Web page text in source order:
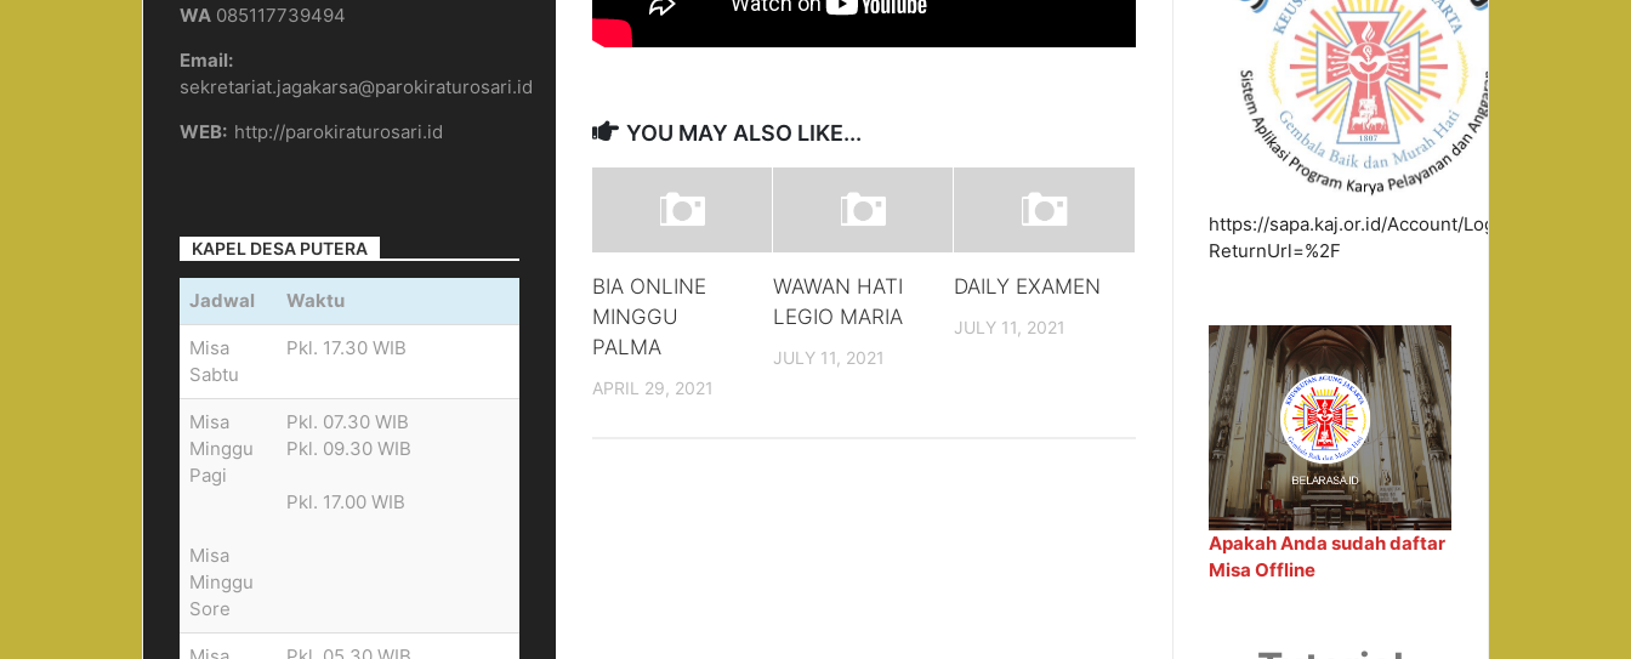
YOU MAY ALSO LIKE...
BIA ONLINE
MINGGU
PALMA
APRIL 29, 2021
WAWAN HATI
LEGIO MARIA
JULY 11, 2021
DAILY EXAMEN
JULY 11, 2021
WA 085117739494
Email:
sekretariat.jagakarsa@parokiraturosari.id
WEB: http://parokiraturosari.id
KAPEL DESA PUTERA
Jadwal Waktu
Misa
Sabtu
Pkl. 17.30 WIB
Misa
Minggu
Pagi
Misa
Minggu
Sore
Pkl. 07.30 WIB
Pkl. 09.30 WIB
Pkl. 17.00 WIB
https://sapa.kaj.or.id/Account/Login?
ReturnUrl=%2F
Apakah Anda sudah daftar
Misa Offline